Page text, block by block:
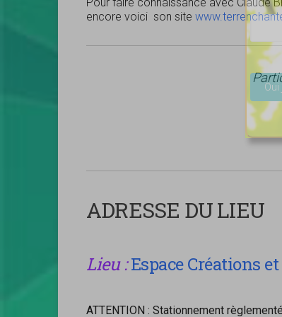
encore voici son site
ADRESSE DU LIEU
Lieu :Espace Créations
ATTENTION : Stationnement